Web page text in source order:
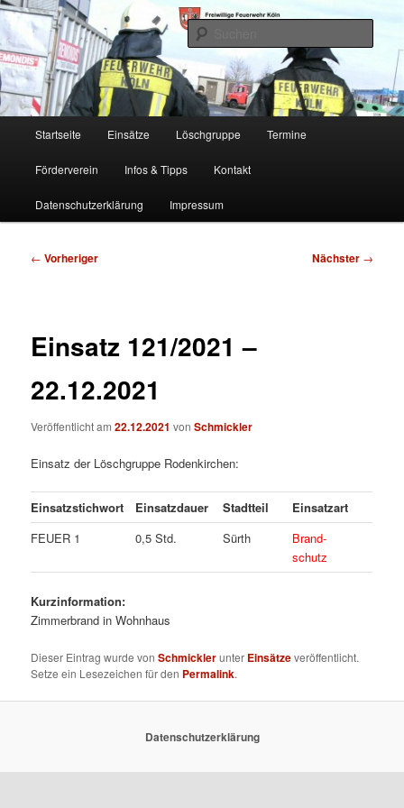
Zum
primären
Inhalt
springenFF Köln, LG RD
Freiwillige Feuerwehr Köln, Löschgruppe Rodenkirchen
Startseite Einsätze Löschgruppe Termine
Förderverein Infos & Tipps Kontakt
Datenschutzerklärung Impressum
Beitragsnavigation
← Vorheriger Nächster →
Einsatz 121/2021 –
22.12.2021
Veröffentlicht am22.12.2021 vonSchmickler
Einsatz der Löschgruppe Rodenkirchen:
Einsatzstichwort Einsatzdauer Stadtteil
Einsatzart
FEUER 1
0,5 Std. Sürth
Brand-
schutz
Kurzinformation:
Zimmerbrand in Wohnhaus
Dieser Eintrag wurde vonSchmicklerunter Einsätzeveröffentlicht.
Setze ein Lesezeichen für den Permalink.
Datenschutzerklärung